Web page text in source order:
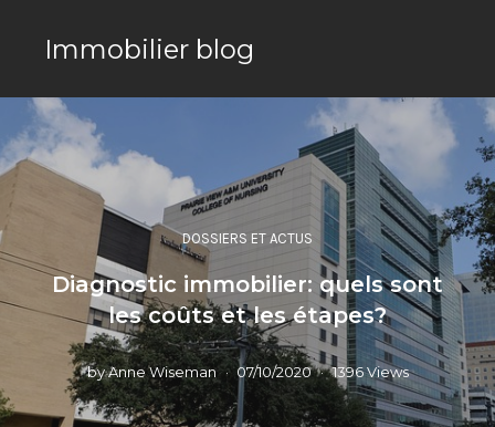
Immobilier blog
DOSSIERS ET ACTUS
Diagnostic immobilier: quels sont
les coûts et les étapes?
byAnne Wiseman 07/10/2020 1396 Views